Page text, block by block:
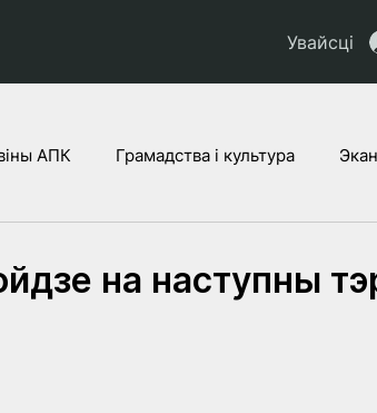
Увайсці
АПК Грамадства і культура
на наступны